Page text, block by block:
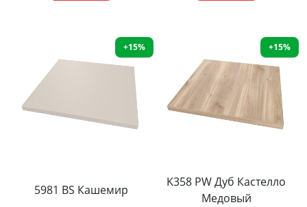
+15%
5981 BS Кашемир
+15%
K358 PW Дуб Кастелло
Медовый